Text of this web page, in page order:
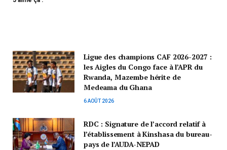
Ligue des champions CAF 2026-2027 :
les Aigles du Congo face à l’APR du
Rwanda, Mazembe hérite de
Medeama du Ghana
6 AOÛT 2026
RDC : Signature de l’accord relatif à
l’établissement à Kinshasa du bureau-
pays de l’AUDA-NEPAD